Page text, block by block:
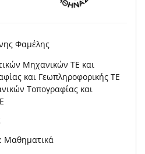
Φαμέλης
Μηχανικών ΤΕ και
και Γεωπληροφορικής ΤΕ
Τοπογραφίας και
: Μαθηματικά